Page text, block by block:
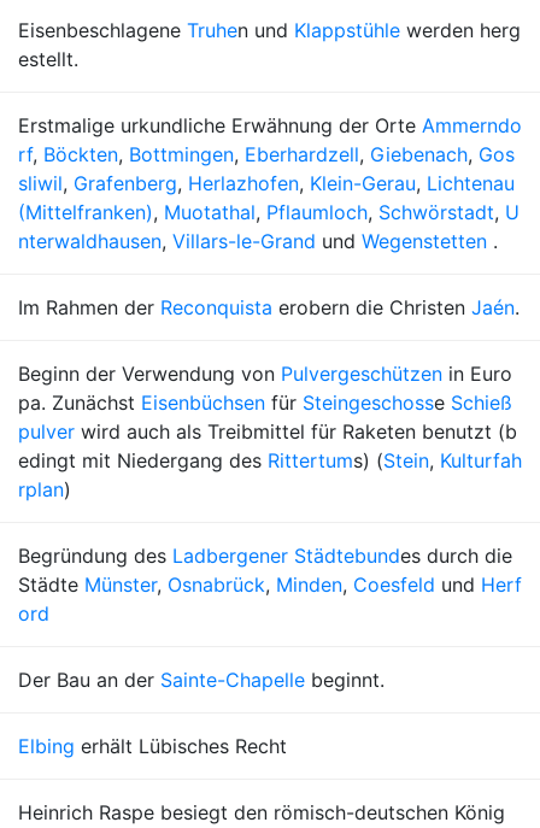
Eisenbeschlagene Truhen und Klappstühle werden herg
estellt.
Erstmalige urkundliche Erwähnung der Orte Ammerndo
rf, Böckten, Bottmingen, Eberhardzell, Giebenach, Gos
sliwil, Grafenberg, Herlazhofen, Klein-Gerau, Lichtenau
(Mittelfranken), Muotathal, Pflaumloch, Schwörstadt, U
nterwaldhausen, Villars-le-Grand und Wegenstetten .
Im Rahmen der Reconquista erobern die Christen Jaén.
Beginn der Verwendung von Pulvergeschützen in Euro
pa. Zunächst Eisenbüchsen für Steingeschosse Schieß
pulver wird auch als Treibmittel für Raketen benutzt (b
edingt mit Niedergang des Rittertums) (Stein, Kulturfah
rplan)
Begründung des Ladbergener Städtebundes durch die
Städte Münster, Osnabrück, Minden, Coesfeld und Herf
ord
Der Bau an der Sainte-Chapelle beginnt.
Elbing erhält Lübisches Recht
Heinrich Raspe besiegt den römisch-deutschen König